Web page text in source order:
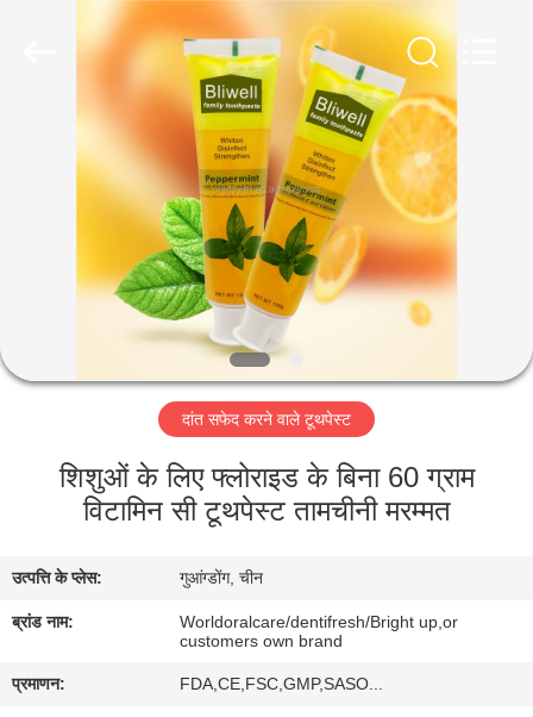
वीडियो
हमारे
बारे
कारखाना
गुणवत्ता
नियंत्रण
दांत सफेद करने वाले टूथपेस्ट
शिशुओं के लिए फ्लोराइड के बिना 60 ग्राम
विटामिन सी टूथपेस्ट तामचीनी मरम्मत
उत्पत्ति के प्लेस: गुआंग्डोंग, चीन
ब्रांड नाम:
Worldoralcare/dentifresh/Bright up,or
customers own brand
प्रमाणन: FDA,CE,FSC,GMP,SASO...